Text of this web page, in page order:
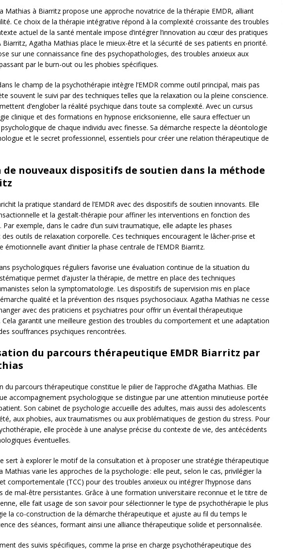
Mathias à Biarritz propose une approche novatrice de la thérapie EMDR, alliant
Ce choix de la thérapie intégrative répond à la complexité croissante des troubles
actuel de la santé mentale impose d’intégrer l’innovation au cœur des pratiques
Biarritz, Agatha Mathias place le mieux-être et la sécurité de ses patients en priorité.
sur une connaissance fine des psychopathologies, des troubles anxieux aux
par le burn-out ou les phobies spécifiques.
le champ de la psychothérapie intègre l’EMDR comme outil principal, mais pas
souvent le suivi par des techniques telles que la relaxation ou la pleine conscience.
d’englober la réalité psychique dans toute sa complexité. Avec un cursus
clinique et des formations en hypnose ericksonienne, elle saura effectuer un
de chaque individu avec finesse. Sa démarche respecte la déontologie
et le secret professionnel, essentiels pour créer une relation thérapeutique de
nouveaux dispositifs de soutien dans la méthode
la pratique standard de l’EMDR avec des dispositifs de soutien innovants. Elle
et la gestalt-thérapie pour affiner les interventions en fonction des
Par exemple, dans le cadre d’un suivi traumatique, elle adapte les phases
outils de relaxation corporelle. Ces techniques encouragent le lâcher-prise et
émotionnelle avant d’initier la phase centrale de l’EMDR Biarritz.
psychologiques réguliers favorise une évaluation continue de la situation du
permet d’ajuster la thérapie, de mettre en place des techniques
selon la symptomatologie. Les dispositifs de supervision mis en place
qualité et la prévention des risques psychosociaux. Agatha Mathias ne cesse
avec des praticiens et psychiatres pour offrir un éventail thérapeutique
garantit une meilleure gestion des troubles du comportement et une adaptation
souffrances psychiques rencontrées.
du parcours thérapeutique EMDR Biarritz par
du parcours thérapeutique constitue le pilier de l’approche d’Agatha Mathias. Elle
accompagnement psychologique se distingue par une attention minutieuse portée
Son cabinet de psychologie accueille des adultes, mais aussi des adolescents
aux phobies, aux traumatismes ou aux problématiques de gestion du stress. Pour
elle procède à une analyse précise du contexte de vie, des antécédents
éventuelles.
sert à explorer le motif de la consultation et à proposer une stratégie thérapeutique
Mathias varie les approches de la psychologie : elle peut, selon le cas, privilégier la
comportementale (TCC) pour des troubles anxieux ou intégrer l’hypnose dans
de mal-être persistantes. Grâce à une formation universitaire reconnue et le titre de
elle fait usage de son savoir pour sélectionner le type de psychothérapie le plus
la co-construction de la démarche thérapeutique et ajuste au fil du temps le
des séances, formant ainsi une alliance thérapeutique solide et personnalisée.
des suivis spécifiques, comme la prise en charge psychothérapeutique des